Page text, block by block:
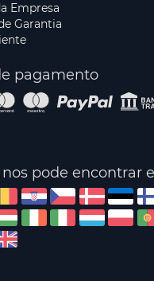
Empresa
Garantia
pagamento
pode encontrar